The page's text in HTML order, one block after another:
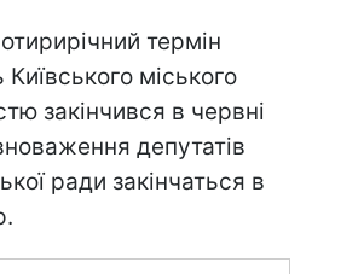
термін
міського
закінчився в червні
депутатів
ради закінчаться в